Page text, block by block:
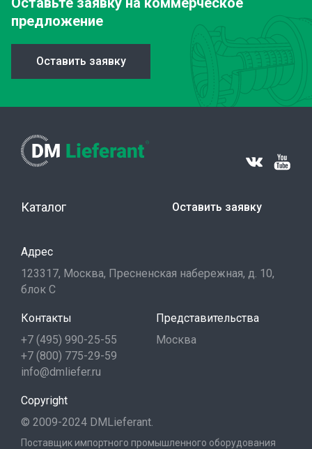
предложение
Оставить заявку
Каталог Оставить заявку
Адрес
123317, Москва, Пресненская набережная, д. 10,
блок С
Контакты
+7 (495) 990-25-55
+7 (800) 775-29-59
info@dmliefer.ru
Представительства
Москва
Copyright
© 2009-2024 DMLieferant.
Поставщик импортного промышленного оборудования